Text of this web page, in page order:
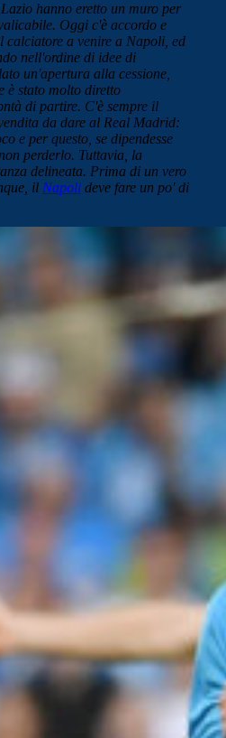
hanno eretto un muro per
Oggi c'è accordo e
calciatore a venire a Napoli, ed
nell'ordine di idee di
un'apertura alla cessione,
è stato molto diretto
di partire. C'è sempre il
da dare al Real Madrid:
e per questo, se dipendesse
perderlo. Tuttavia, la
delineata. Prima di un vero
il Napoli deve fare un po' di